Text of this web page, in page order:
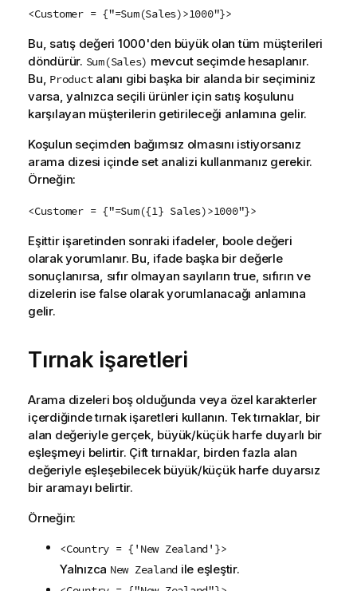
<Customer = {"=Sum(Sales)>1000"}>
Bu, satış değeri 1000'den büyük olan tüm müşterileri
döndürür. Sum(Sales) mevcut seçimde hesaplanır.
Bu, Productalanı gibi başka bir alanda bir seçiminiz
varsa, yalnızca seçili ürünler için satış koşulunu
karşılayan müşterilerin getirileceği anlamına gelir.
Koşulun seçimden bağımsız olmasını istiyorsanız
arama dizesi içinde set analizi kullanmanız gerekir.
Örneğin:
<Customer = {"=Sum({1} Sales)>1000"}>
Eşittir işaretinden sonraki ifadeler, boole değeri
olarak yorumlanır. Bu, ifade başka bir değerle
sonuçlanırsa, sıfır olmayan sayıların true, sıfırın ve
dizelerin ise false olarak yorumlanacağı anlamına
gelir.
Tırnak işaretleri
Arama dizeleri boş olduğunda veya özel karakterler
içerdiğinde tırnak işaretleri kullanın. Tek tırnaklar, bir
alan değeriyle gerçek, büyük/küçük harfe duyarlı bir
eşleşmeyi belirtir. Çift tırnaklar, birden fazla alan
değeriyle eşleşebilecek büyük/küçük harfe duyarsız
bir aramayı belirtir.
Örneğin:
<Country = {'New Zealand'}>
Yalnızca New Zealand ile eşleştir.